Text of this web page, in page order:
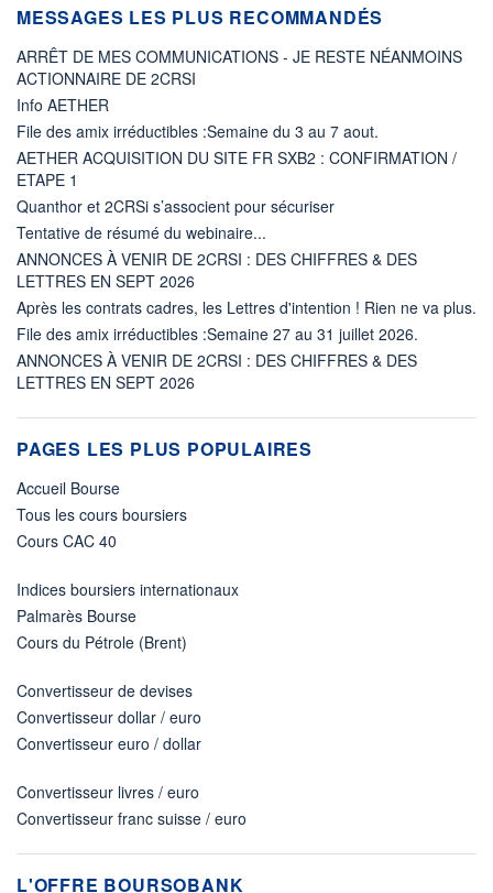
MESSAGES LES PLUS RECOMMANDÉS
ARRÊT DE MES COMMUNICATIONS - JE RESTE NÉANMOINS
ACTIONNAIRE DE 2CRSI
Info AETHER
File des amix irréductibles :Semaine du 3 au 7 aout.
AETHER ACQUISITION DU SITE FR SXB2 : CONFIRMATION /
ETAPE 1
Quanthor et 2CRSi s’associent pour sécuriser
Tentative de résumé du webinaire...
ANNONCES À VENIR DE 2CRSI : DES CHIFFRES & DES
LETTRES EN SEPT 2026
Après les contrats cadres, les Lettres d'intention ! Rien ne va plus.
File des amix irréductibles :Semaine 27 au 31 juillet 2026.
ANNONCES À VENIR DE 2CRSI : DES CHIFFRES & DES
LETTRES EN SEPT 2026
PAGES LES PLUS POPULAIRES
Accueil Bourse
Tous les cours boursiers
Cours CAC 40
Indices boursiers internationaux
Palmarès Bourse
Cours du Pétrole (Brent)
Convertisseur de devises
Convertisseur dollar / euro
Convertisseur euro / dollar
Convertisseur livres / euro
Convertisseur franc suisse / euro
L'OFFRE BOURSOBANK